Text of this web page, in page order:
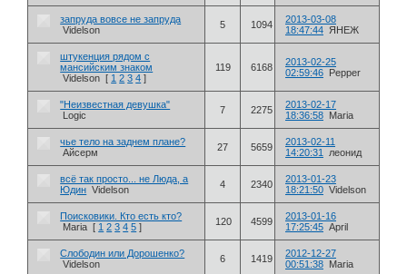
запруда вовсе не запруда
Videlson
5 1094
2013-03-08
18:47:44 ЯНЕЖ
штукенция рядом с
мансийским знаком
Videlson [ 1 2 3 4 ]
119 6168
2013-02-25
02:59:46
Pepper
"Неизвестная девушка"
Logic
7 2275
2013-02-17
18:36:58 Maria
чье тело на заднем плане?
Айсерм
27 5659
2013-02-11
14:20:31
леонид
всё так просто... не Люда, а
Юдин Videlson 4 2340
2013-01-23
18:21:50 Videlson
Поисковики. Кто есть кто?
Maria [ 1 2 3 4 5 ] 120 4599
2013-01-16
17:25:45 April
Слободин или Дорошенко?
Videlson
6 1419
2012-12-27
00:51:38 Maria